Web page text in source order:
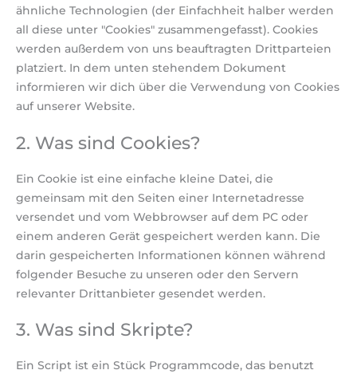
ähnliche Technologien (der Einfachheit halber werden
all diese unter "Cookies" zusammengefasst). Cookies
werden außerdem von uns beauftragten Drittparteien
platziert. In dem unten stehendem Dokument
informieren wir dich über die Verwendung von Cookies
auf unserer Website.
2. Was sind Cookies?
Ein Cookie ist eine einfache kleine Datei, die
gemeinsam mit den Seiten einer Internetadresse
versendet und vom Webbrowser auf dem PC oder
einem anderen Gerät gespeichert werden kann. Die
darin gespeicherten Informationen können während
folgender Besuche zu unseren oder den Servern
relevanter Drittanbieter gesendet werden.
3. Was sind Skripte?
Ein Script ist ein Stück Programmcode, das benutzt